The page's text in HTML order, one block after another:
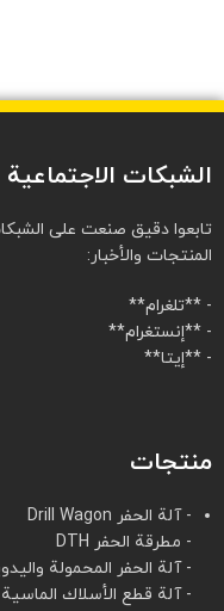
الشبكات الاجتماعية
تابعوا دقيق صنعت على
المنتجات والأخبار:
- **تلغرام**
- **إنستغرام**
- **إيتا**
منتجات
- آلة الحفر Drill Wagon
- مطرقة الحفر DTH
- آلة الحفر المحمولة
- آلة قطع الأسلاك الماسية